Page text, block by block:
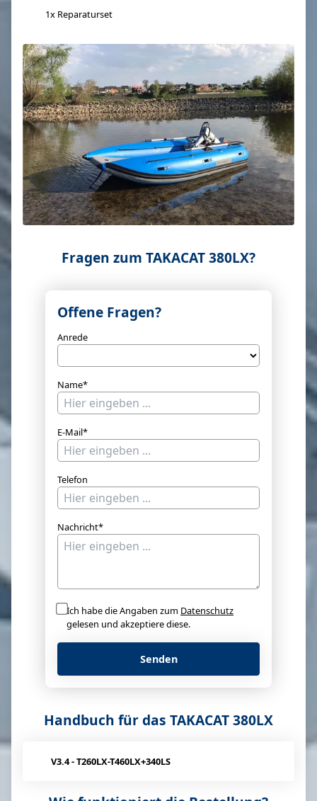
1x Reparaturset
Fragen zum TAKACAT 380LX?
Offene Fragen?
Anrede
Name*
E-Mail*
Telefon
Nachricht*
Ich habe die Angaben zum Datenschutz
gelesen und akzeptiere diese.
Senden
Handbuch für das TAKACAT 380LX
V3.4 - T260LX-T460LX+340LS